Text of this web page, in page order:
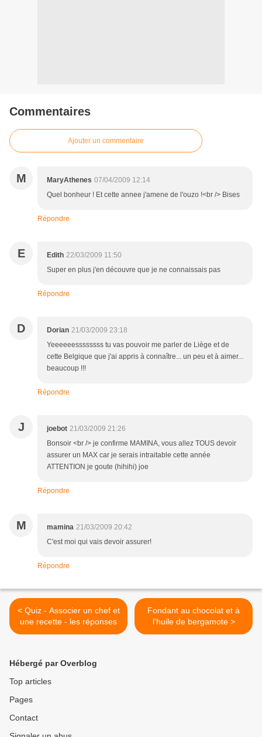
Commentaires
Ajouter un commentaire
M MaryAthenes 07/04/2009 12:14
Quel bonheur ! Et cette annee j'amene de l'ouzo !<br /> Bises
Répondre
E Edith 22/03/2009 11:50
Super en plus j'en découvre que je ne connaissais pas
Répondre
D Dorian 21/03/2009 23:18
Yeeeeeessssssss tu vas pouvoir me parler de Liège et de
cette Belgique que j'ai appris à connaître... un peu et à aimer...
beaucoup !!!
Répondre
J joebot 21/03/2009 21:26
Bonsoir <br /> je confirme MAMINA, vous allez TOUS devoir
assurer un MAX car je serais intraitable cette année
ATTENTION je goute (hihihi) joe
Répondre
M mamina 21/03/2009 20:42
C'est moi qui vais devoir assurer!
Répondre
< Quiz - Associer un chef et
une recette - les réponses
Fondant au chocolat et à
l'huile de bergamote >
Hébergé par Overblog
Top articles
Pages
Contact